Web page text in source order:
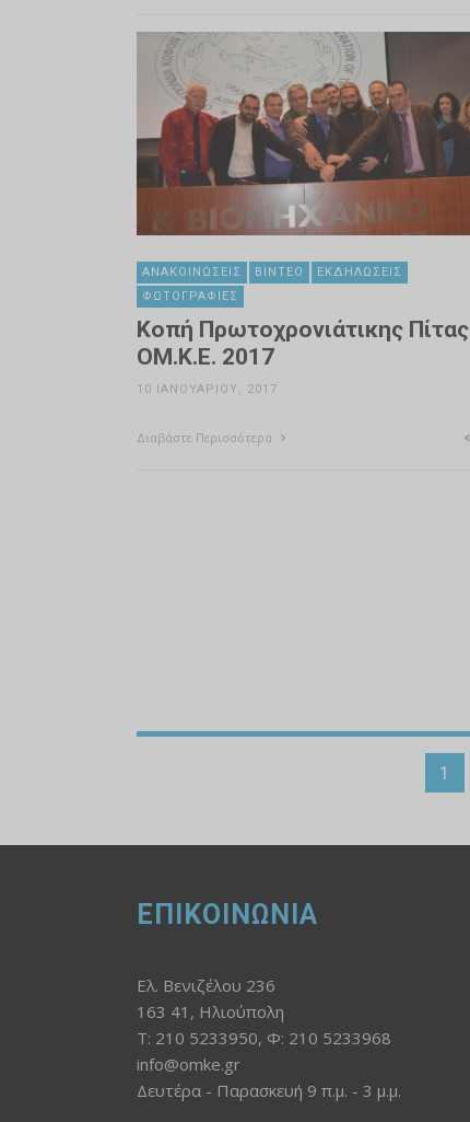
ΑΝΑΚΟΙΝΏΣΕΙΣ ΒΊΝΤΕΟ
ΕΚΔΗΛΏΣΕΙΣ
ΦΩΤΟΓΡΑΦΊΕΣ
Κοπή Πρωτοχρονιάτικης Πίτας
ΟΜ.Κ.Ε. 2017
10 ΙΑΝΟΥΑΡΊΟΥ, 2017
Διαβάστε Περισσότερα
1
ΕΠΙΚΟΙΝΩΝΙΑ
Ελ. Βενιζέλου 236
163 41, Ηλιούπολη
Τ: 210 5233950, Φ: 210 5233968
info@omke.gr
Δευτέρα - Παρασκευή 9 π.μ. - 3 μ.μ.